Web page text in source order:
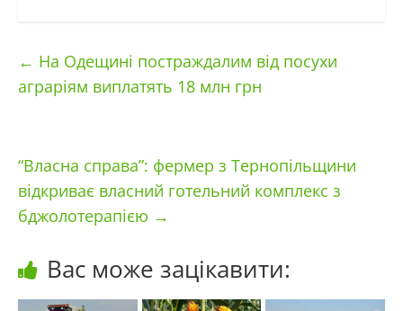
← На Одещині постраждалим від посухи
аграріям виплатять 18 млн грн
“Власна справа”: фермер з Тернопільщини
відкриває власний готельний комплекс з
бджолотерапією →
Вас може зацікавити: